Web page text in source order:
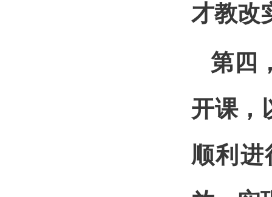
才教改
第四
开课，
顺利进